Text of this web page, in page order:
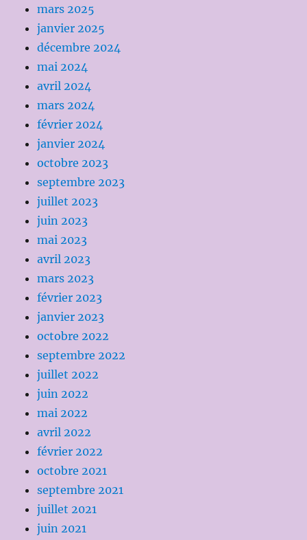
mars 2025
janvier 2025
décembre 2024
mai 2024
avril 2024
mars 2024
février 2024
janvier 2024
octobre 2023
septembre 2023
juillet 2023
juin 2023
mai 2023
avril 2023
mars 2023
février 2023
janvier 2023
octobre 2022
septembre 2022
juillet 2022
juin 2022
mai 2022
avril 2022
février 2022
octobre 2021
septembre 2021
juillet 2021
juin 2021